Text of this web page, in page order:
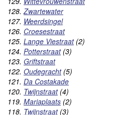
128.Zwartewater
127. Weerdsingel
126. Croesestraat
125. Lange Viestraat(2)
124. Potterstraat(3)
123. Griftstraat
122. Oudegracht(5)
121. Da Costakade
120. Twijnstraat(4)
119. Mariaplaats (2)
118. Twijnstraat(3)